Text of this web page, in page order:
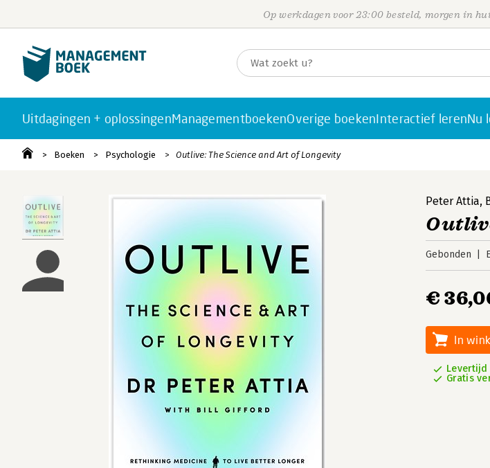
Op werkdagen voor 23:00 besteld, morgen in
Uitdagingen + oplossingenManagementboekenOverige boekenInteractief lerenNu
Boeken Psychologie Outlive: The Science and Art of Longevity
Peter Attia,
Gebonden
€
In
Levertijd
Gratis